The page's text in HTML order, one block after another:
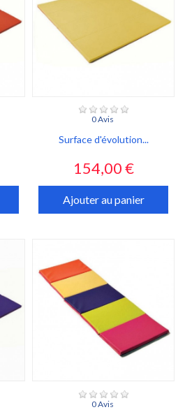
0 Avis
Surface d'évolution...
Prix
154,00 €
Ajouter au panier
0 Avis